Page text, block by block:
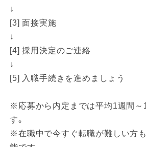
↓
[3] 面接実施
↓
[4] 採用決定のご連絡
↓
[5] 入職手続きを進めましょう
※応募から内定までは平均1週間～
す。
※在職中で今すぐ転職が難しい方